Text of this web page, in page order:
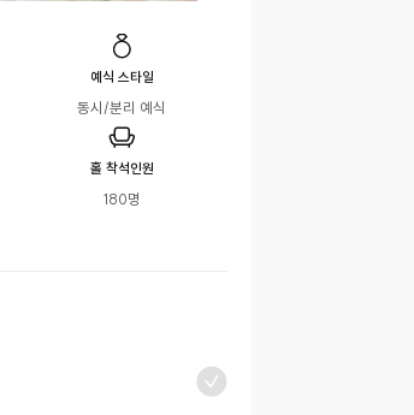
예식 스타일
동시/분리 예식
홀 착석인원
180명